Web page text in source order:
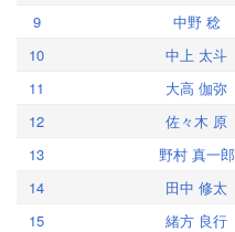
9
中野 稔
10
中上 太斗
11
大高 伽弥
12
佐々木 原
13
野村 真一郎
14
田中 修太
15
緒方 良行